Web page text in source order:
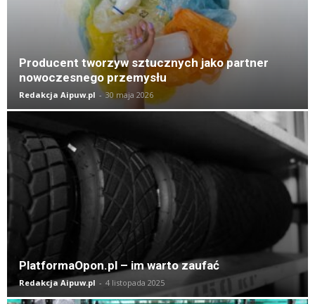
Producent tworzyw sztucznych jako partner
nowoczesnego przemysłu
Redakcja Aipuw.pl - 30 maja 2026
PlatformaOpon.pl – im warto zaufać
Redakcja Aipuw.pl - 4 listopada 2025